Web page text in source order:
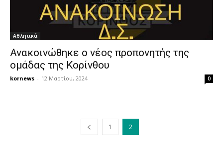
Αθλητικά
Ανακοινώθηκε ο νέος προπονητής της
ομάδας της Κορίνθου
kornews - 12 Μαρτίου, 2024 0
1 2